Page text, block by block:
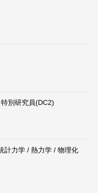
別研究員(DC2)
計力学 / 熱力学 / 物理化